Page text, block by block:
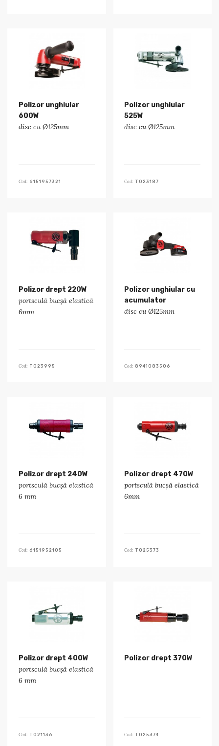
Polizor unghiular
600W
disc cu Ø125mm
Cod: 6151957321
Polizor unghiular
525W
disc cu Ø125mm
Cod: T023187
Polizor drept 220W
portsculă bucșă elastică
6mm
Cod: T023995
Polizor unghiular cu
acumulator
disc cu Ø125mm
Cod: 8941083506
Polizor drept 240W
portsculă bucșă elastică
6 mm
Cod: 6151952105
Polizor drept 470W
portsculă bucșă elastică
6mm
Cod: T025373
Polizor drept 400W
portsculă bucșă elastică
6 mm
Cod: T021136
Polizor drept 370W
Cod: T025374